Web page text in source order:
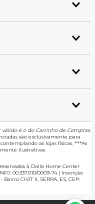
é o do Carrinho de Compras.
são exclusivamente para
as lojas físicas. ***As
ilustrativas.
à Dalla Home Center
00.337.010/0009-74 | Inscrição
Bairro CIVIT II, SERRA, ES, CEP: